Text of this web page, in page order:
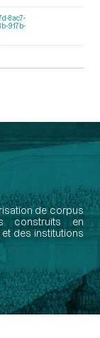
8ac7-
917b-
de corpus
construits en
des institutions